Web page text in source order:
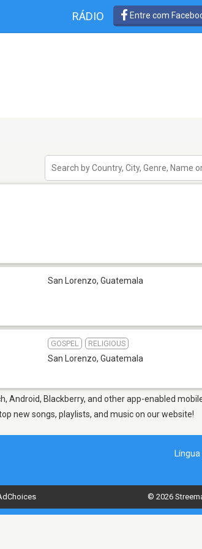
RÁDIO Entre com
San Lorenzo, Guatemala
GOSPEL RELIGIOUS
San Lorenzo, Guatemala
Android, Blackberry, and other app-enabled
new songs, playlists, and music on our website!
Língua
© 2026